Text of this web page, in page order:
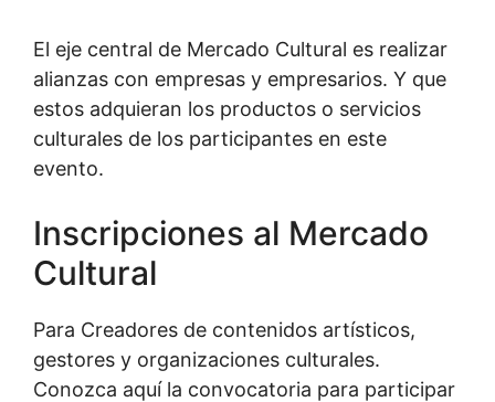
El eje central de Mercado Cultural es realizar
alianzas con empresas y empresarios. Y que
estos adquieran los productos o servicios
culturales de los participantes en este
evento.
Inscripciones al Mercado
Cultural
Para Creadores de contenidos artísticos,
gestores y organizaciones culturales.
Conozca aquí la convocatoria para participar